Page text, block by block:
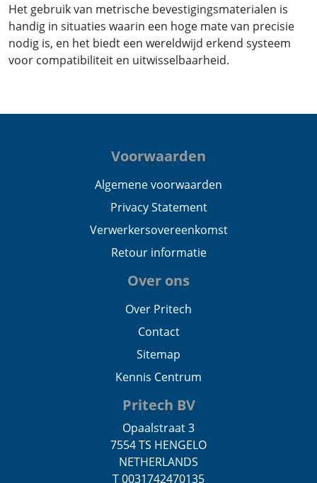
Het gebruik van metrische bevestigingsmaterialen is
handig in situaties waarin een hoge mate van precisie
nodig is, en het biedt een wereldwijd erkend systeem
voor compatibiliteit en uitwisselbaarheid.
Voorwaarden
Algemene voorwaarden
Privacy Statement
Verwerkersovereenkomst
Retour informatie
Over ons
Over Pritech
Contact
Sitemap
Kennis Centrum
Pritech BV
Opaalstraat 3
7554 TS HENGELO
NETHERLANDS
T 0031742470135